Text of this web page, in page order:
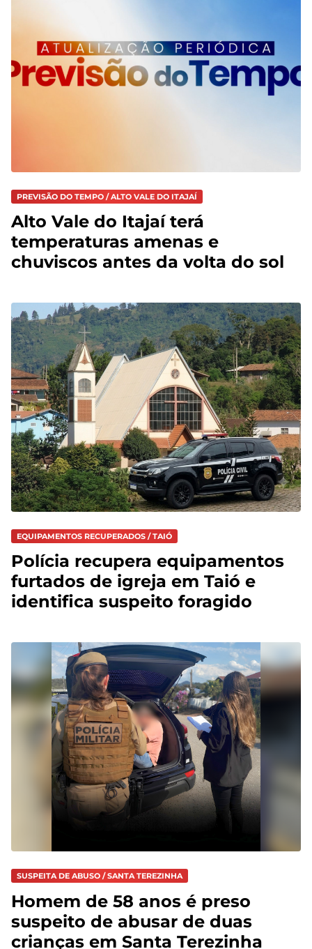
PREVISÃO DO TEMPO / ALTO VALE DO ITAJAÍ
Alto Vale do Itajaí terá
temperaturas amenas e
chuviscos antes da volta do sol
EQUIPAMENTOS RECUPERADOS / TAIÓ
Polícia recupera equipamentos
furtados de igreja em Taió e
identifica suspeito foragido
SUSPEITA DE ABUSO / SANTA TEREZINHA
Homem de 58 anos é preso
suspeito de abusar de duas
crianças em Santa Terezinha